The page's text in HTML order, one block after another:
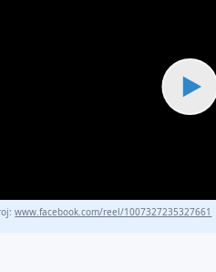
▶
www.facebook.com/reel/1007327235327661